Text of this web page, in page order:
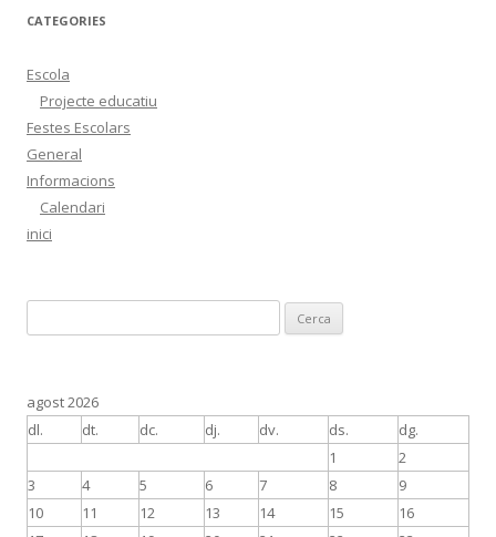
CATEGORIES
Escola
Projecte educatiu
Festes Escolars
General
Informacions
Calendari
inici
e
a
:
agost 2026
dl.
dt. dc. dj. dv. ds.
dg.
1
2
3
4 5 6 7 8
9
10
11 12 13 14 15
16